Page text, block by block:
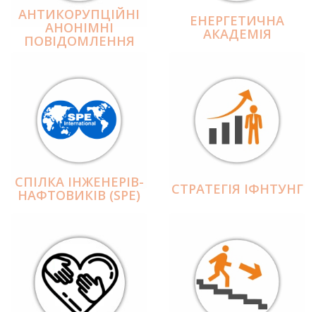
АНТИКОРУПЦІЙНІ
АНОНІМНІ
ПОВІДОМЛЕННЯ
ЕНЕРГЕТИЧНА
АКАДЕМІЯ
СПІЛКА ІНЖЕНЕРІВ-
НАФТОВИКІВ (SPE) СТРАТЕГІЯ ІФНТУНГ